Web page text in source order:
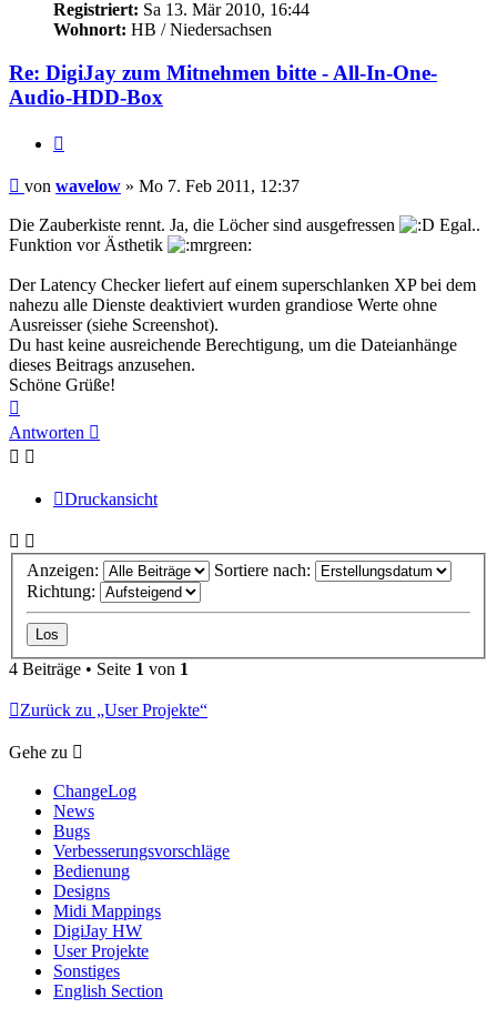
Registriert: Sa 13. Mär 2010, 16:44
Wohnort: HB / Niedersachsen
Re: DigiJay zum Mitnehmen bitte - All-In-One-
Audio-HDD-Box
Beitrag
von wavelow » Mo 7. Feb 2011, 12:37
Die Zauberkiste rennt. Ja, die Löcher sind ausgefressen
Egal..
Funktion vor Ästhetik
Der Latency Checker liefert auf einem superschlanken XP bei dem
nahezu alle Dienste deaktiviert wurden grandiose Werte ohne
Ausreisser (siehe Screenshot).
Du hast keine ausreichende Berechtigung, um die Dateianhänge
dieses Beitrags anzusehen.
Schöne Grüße!
oben
Antworten
Druckansicht
Anzeigen:
Sortiere nach:
Richtung:
4 Beiträge • Seite 1 von 1
Zurück zu „User Projekte“
Gehe zu
ChangeLog
News
Bugs
Verbesserungsvorschläge
Bedienung
Designs
Midi Mappings
DigiJay HW
User Projekte
Sonstiges
English Section